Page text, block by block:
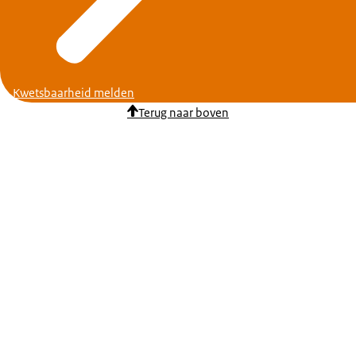
Kwetsbaarheid melden
Terug naar boven